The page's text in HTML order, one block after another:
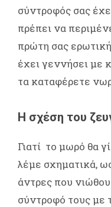
σύντροφός σας
πρέπει να
πρώτη σας
έχει γεννήσει με
τα καταφέρετε
Η σχέση του
Γιατί το μωρό θα
λέμε σχηματικά,
άντρες που
σύντροφό τους με